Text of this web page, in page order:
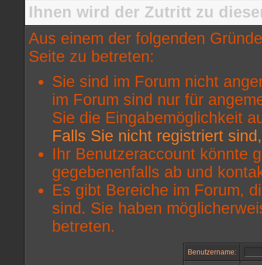
Ihnen wird der Zutritt zu
Aus einem der folgenden
Seite zu betreten:
Sie sind im Forum nicht
im Forum sind nur für
Sie die Eingabemöglichkeit
Falls Sie nicht registriert
Ihr Benutzeraccount könnte
gegebenenfalls ab und
Es gibt Bereiche im Forum,
sind. Sie haben
betreten.
Benutzername: